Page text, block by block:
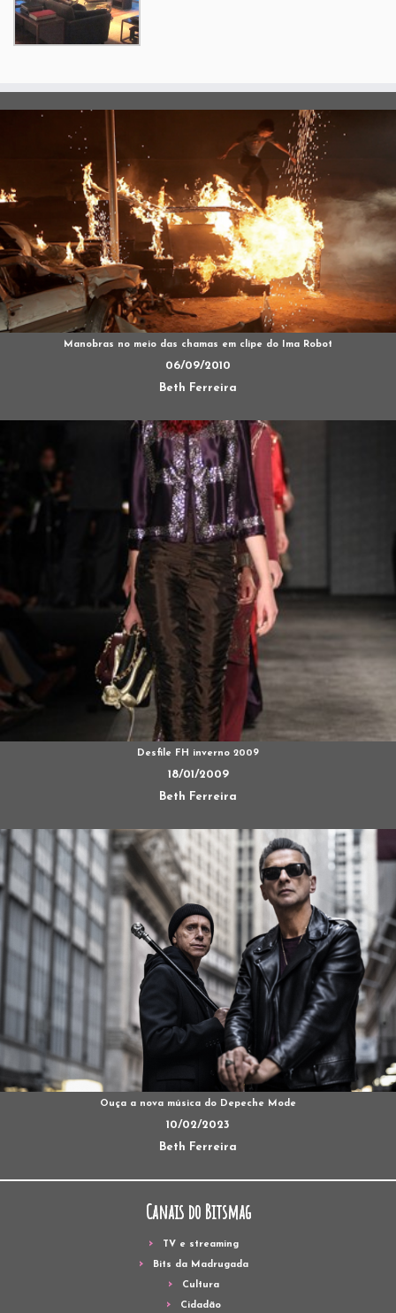
Manobras no meio das chamas em clipe do Ima Robot
06/09/2010
Beth Ferreira
Desfile FH inverno 2009
18/01/2009
Beth Ferreira
Ouça a nova música do Depeche Mode
10/02/2023
Beth Ferreira
Canais do Bitsmag
TV e streaming
Bits da Madrugada
Cultura
Cidadão